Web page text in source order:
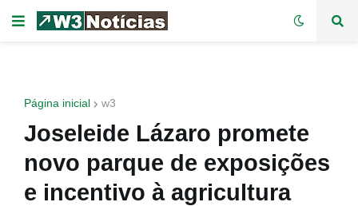
Página inicial w3
Joseleide Lázaro promete
novo parque de exposições
e incentivo à agricultura